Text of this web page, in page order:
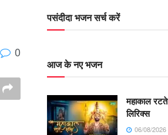
0
पसंदीदा भजन सर्च करें
आज के नए भजन
महाकाल
लिरिक्स
06/08/2026